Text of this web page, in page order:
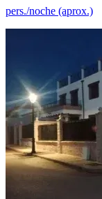
pers./noche (aprox.)